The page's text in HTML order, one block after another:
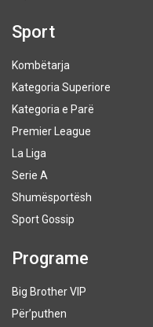
Sport
Kombëtarja
Kategoria Superiore
Kategoria e Parë
Premier League
La Liga
Serie A
Shumësportësh
Sport Gossip
Programe
Big Brother VIP
Për’puthen